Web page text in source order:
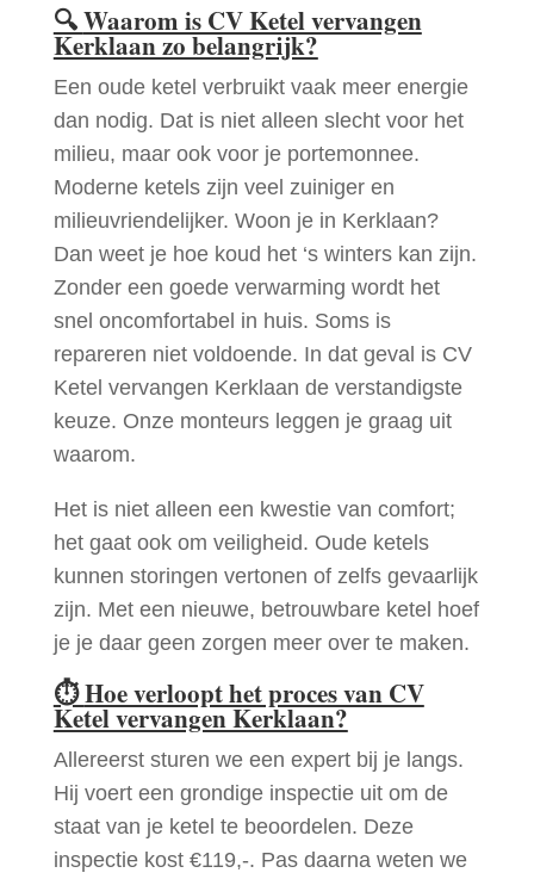
🔍Waarom is CV Ketel vervangen
Kerklaan zo belangrijk?
Een oude ketel verbruikt vaak meer energie
dan nodig. Dat is niet alleen slecht voor het
milieu, maar ook voor je portemonnee.
Moderne ketels zijn veel zuiniger en
milieuvriendelijker. Woon je in Kerklaan?
Dan weet je hoe koud het ‘s winters kan zijn.
Zonder een goede verwarming wordt het
snel oncomfortabel in huis. Soms is
repareren niet voldoende. In dat geval is CV
Ketel vervangen Kerklaan de verstandigste
keuze. Onze monteurs leggen je graag uit
waarom.
Het is niet alleen een kwestie van comfort;
het gaat ook om veiligheid. Oude ketels
kunnen storingen vertonen of zelfs gevaarlijk
zijn. Met een nieuwe, betrouwbare ketel hoef
je je daar geen zorgen meer over te maken.
⏱Hoe verloopt het proces van CV
Ketel vervangen Kerklaan?
Allereerst sturen we een expert bij je langs.
Hij voert een grondige inspectie uit om de
staat van je ketel te beoordelen. Deze
inspectie kost €119,-. Pas daarna weten we